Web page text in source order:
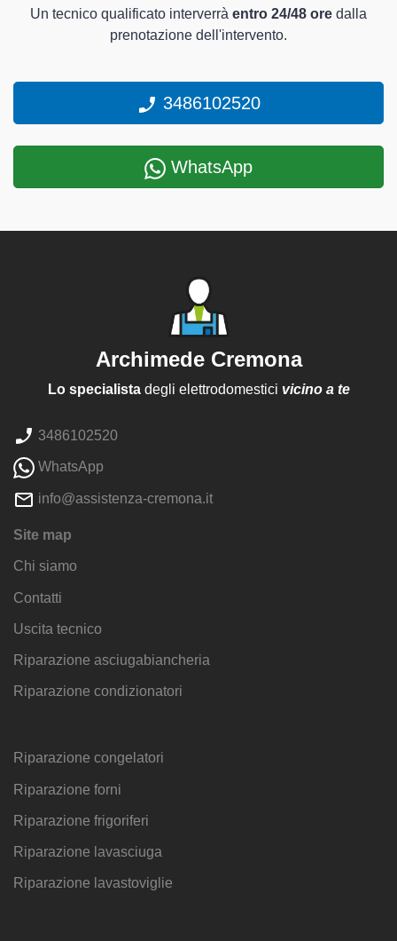
Un tecnico qualificato interverrà entro 24/48 ore dalla
prenotazione dell'intervento.
3486102520
WhatsApp
Archimede Cremona
Lo specialistadegli elettrodomestici vicino a te
3486102520
WhatsApp
info@assistenza-cremona.it
Site map
Chi siamo
Contatti
Uscita tecnico
Riparazione asciugabiancheria
Riparazione condizionatori
Riparazione congelatori
Riparazione forni
Riparazione frigoriferi
Riparazione lavasciuga
Riparazione lavastoviglie